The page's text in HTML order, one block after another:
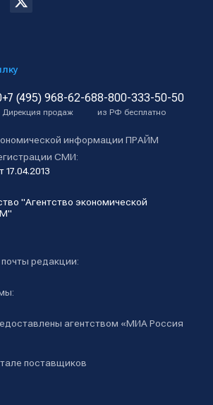
+7 (495) 968-62-68
Дирекция продаж
8-800-333-50-50
из РФ бесплатно
информации ПРАЙМ
СМИ:
"Агентство экономической
редакции:
агентством «МИА Россия
поставщиков